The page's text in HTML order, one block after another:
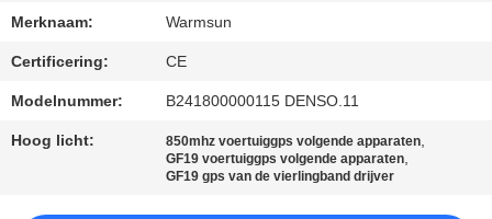
Merknaam: Warmsun
Certificering: CE
Modelnummer: B241800000115 DENSO.11
Hoog licht: 850mhz voertuiggps volgende apparaten,
GF19 voertuiggps volgende apparaten,
GF19 gps van de vierlingband drijver